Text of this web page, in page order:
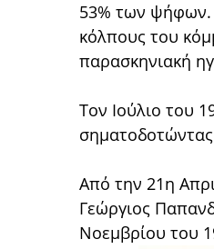
53% των ψήφων.
κόλπους του
παρασκηνιακή
Τον Ιούλιο του
σηματοδοτώντας
Από την 21η
Γεώργιος
Νοεμβρίου του